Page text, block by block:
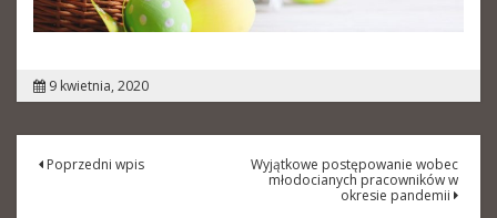
9 kwietnia, 2020
Nawigacja
Poprzedni wpis
Wyjątkowe postępowanie wobec
młodocianych pracowników w
okresie pandemii